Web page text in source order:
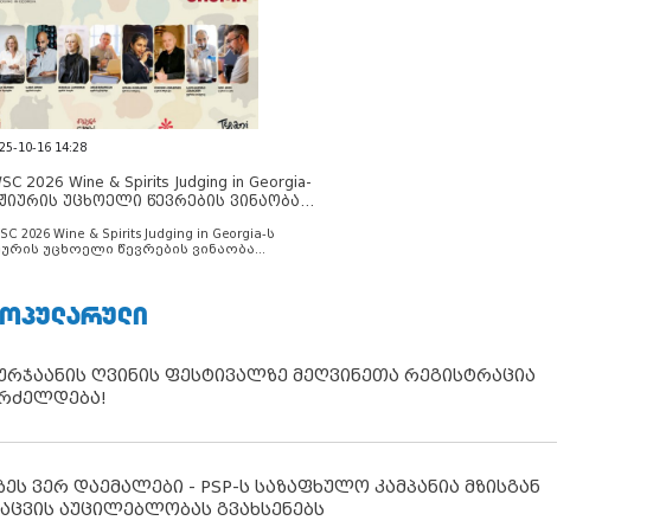
10-16 14:28
2026 Wine & Spirits Judging in Georgia-
უცხოელი წევრების ვინაობა
2026 Wine & Spirits Judging in Georgia-ს
უცხოელი წევრების ვინაობა
ღვინის ფესტივალზე მეღვინეთა რეგისტრაცია
ვერ დაემალები - PSP-ს საზაფხულო კამპანია მზისგან
აუცილებლობას გვახსენებს